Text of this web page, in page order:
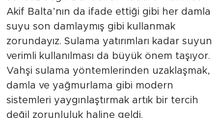
sonsuz değil. DSİ Genel Müdürü Mehmet
Akif Balta’nın da ifade ettiği gibi her damla
suyu son damlaymış gibi kullanmak
zorundayız. Sulama yatırımları kadar suyun
verimli kullanılması da büyük önem taşıyor.
Vahşi sulama yöntemlerinden uzaklaşmak,
damla ve yağmurlama gibi modern
sistemleri yaygınlaştırmak artık bir tercih